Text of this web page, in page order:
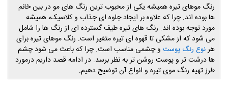
رنگ موهای تیره همیشه یکی از محبوب ترین رنگ های مو در بین خانم
ها بوده اند. چرا که علاوه بر ایجاد جلوه ای جذاب و کلاسیک، همیشه
مورد توجه بوده اند. رنگ های تیره طیف گسترده ای از رنگ ها را شامل
می شود که از مشکی تا قهوه ای تیره متغیر است. رنگ موهای تیره برای
هرنوع رنگ پوست و چشمی مناسب است. چرا که باعث می شود چشم
ها درشت تر و پوست روشن تر به نظر برسد. در ادامه قصد داریم درمورد
طرز تهیه رنگ موی تیره و انواع آن توضیح دهیم.